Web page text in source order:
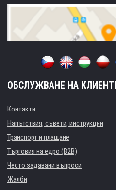
ОБСЛУЖВАНЕ НА
Контакти
Напътствия, съвети, инструкции
Транспорт и плащане
Търговия на едро (B2B)
Често задавани въпроси
Жалби